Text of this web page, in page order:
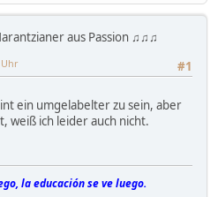
aus Passion ♫♫♫
#1
ein umgelabelter zu sein, aber
weiß ich leider auch nicht.
la educación se ve luego.